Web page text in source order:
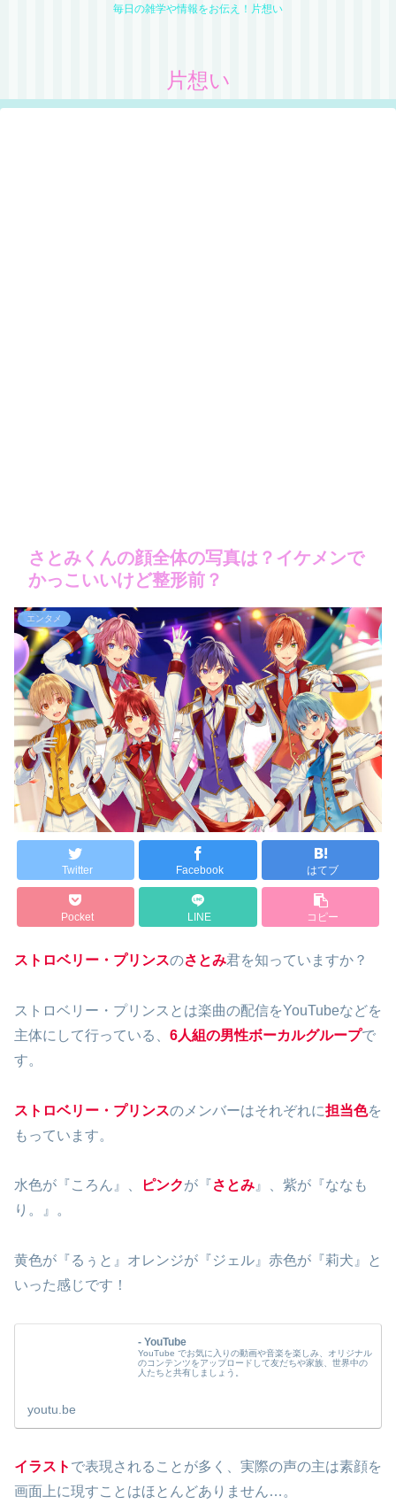
毎日の雑学や情報をお伝え！片想い
片想い
さとみくんの顔全体の写真は？イケメンで
かっこいいけど整形前？
エンタメ
Twitter Facebook はてブ
Pocket LINE コピー
ストロベリー・プリンスのさとみ君を知っていますか？
ストロベリー・プリンスとは楽曲の配信をYouTubeなどを
主体にして行っている、 6人組の男性ボーカルグループで
す。
ストロベリー・プリンスのメンバーはそれぞれに担当色を
もっています。
水色が『ころん』、 ピンクが『 さとみ』、紫が『ななも
り。』。
黄色が『るぅと』オレンジが『ジェル』赤色が『莉犬』と
いった感じです！
- YouTube
YouTube でお気に入りの動画や音楽を楽しみ、オリジナル
のコンテンツをアップロードして友だちや家族、世界中の
人たちと共有しましょう。
youtu.be
イラスト で表現されることが多く、実際の声の主は素顔を
画面上に現すことはほとんどありません…。